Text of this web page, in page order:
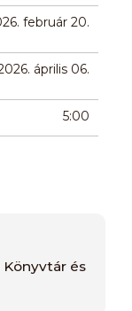
február 20.
április 06.
5:00
és